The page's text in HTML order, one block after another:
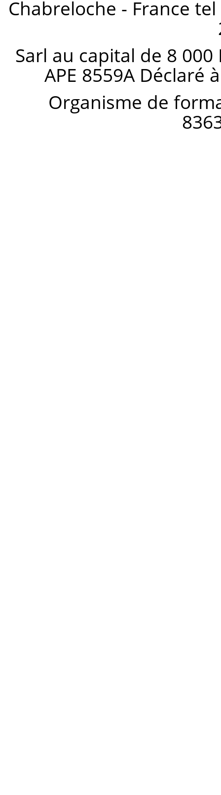
Chabreloche - France
Sarl au capital de 8 000
APE 8559A Déclaré
Organisme de